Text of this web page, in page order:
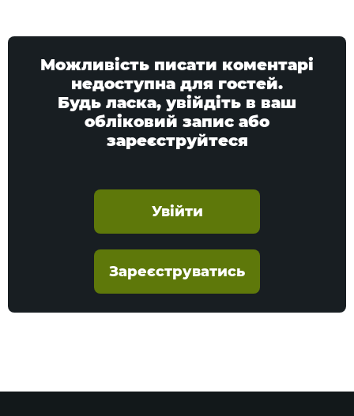
Можливість писати коментарі
недоступна для гостей.
Будь ласка, увійдіть в ваш
обліковий запис або
зареєструйтеся
Увійти
Зареєструватись